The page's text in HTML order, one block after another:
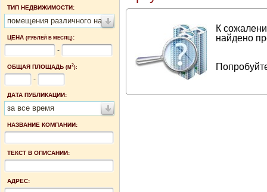
ТИП НЕДВИЖИМОСТИ:
помещения различного назначения
ЦЕНА (РУБЛЕЙ В МЕСЯЦ):
-
ОБЩАЯ ПЛОЩАДЬ (М2):
-
ДАТА ПУБЛИКАЦИИ:
за все время
НАЗВАНИЕ КОМПАНИИ:
ТЕКСТ В ОПИСАНИИ:
АДРЕС:
К
найдено